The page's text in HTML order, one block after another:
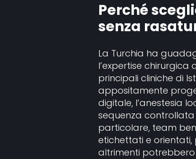
Perché
senza
La Turchia ha
l’expertise chirurgica
principali cliniche di
appositamente
digitale, l’anestesia
sequenza controllata
particolare, team
etichettati e orientati,
altrimenti potrebbero